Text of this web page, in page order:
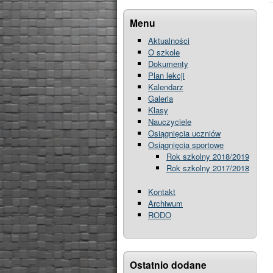
Menu
Aktualności
O szkole
Dokumenty
Plan lekcji
Kalendarz
Galeria
Klasy
Nauczyciele
Osiągnięcia uczniów
Osiągnięcia sportowe
Rok szkolny 2018/2019
Rok szkolny 2017/2018
Kontakt
Archiwum
RODO
Ostatnio dodane